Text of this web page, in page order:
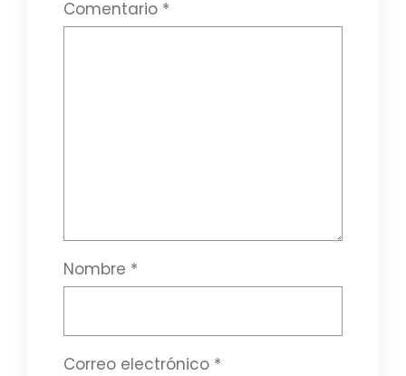
Comentario *
Nombre *
Correo electrónico *